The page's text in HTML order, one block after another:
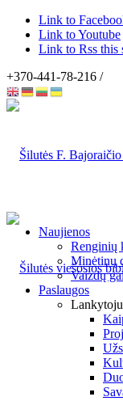
Link to
Link to Youtube
Link to Rss this
+370-441-78-216 /
Naujienos
Renginių
Minėtinų
Vaizdų
Paslaugos